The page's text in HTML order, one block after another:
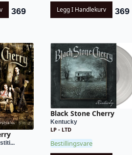
369 Legg I Handlekurv 369
Black Stone Cherry
Kentucky
LP - LTD
Bestillingsvare